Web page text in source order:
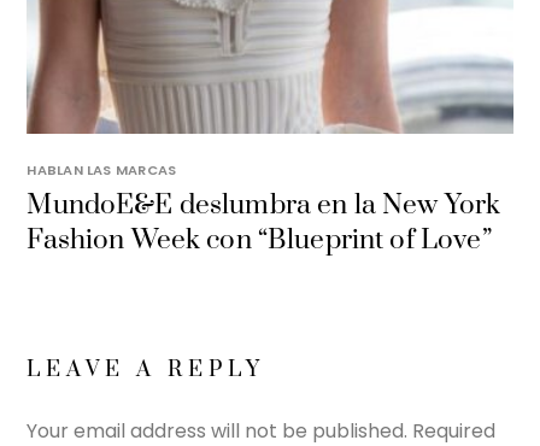
HABLAN LAS MARCAS
MundoE&E deslumbra en la New York
Fashion Week con “Blueprint of Love”
LEAVE A REPLY
Your email address will not be published. Required